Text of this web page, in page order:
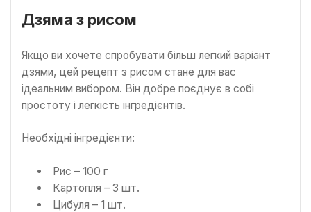
Дзяма з рисом
Якщо ви хочете спробувати більш легкий варіант
дзями, цей рецепт з рисом стане для вас
ідеальним вибором. Він добре поєднує в собі
простоту і легкість інгредієнтів.
Необхідні інгредієнти:
Рис – 100 г
Картопля – 3 шт.
Цибуля – 1 шт.